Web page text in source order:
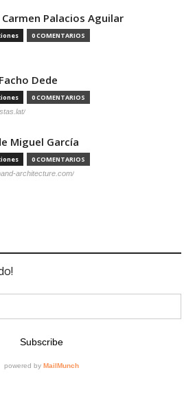
Carmen Palacios Aguilar
0 COMENTARIOS
Dede
0 COMENTARIOS
Miguel García
0 COMENTARIOS
architecture.com/